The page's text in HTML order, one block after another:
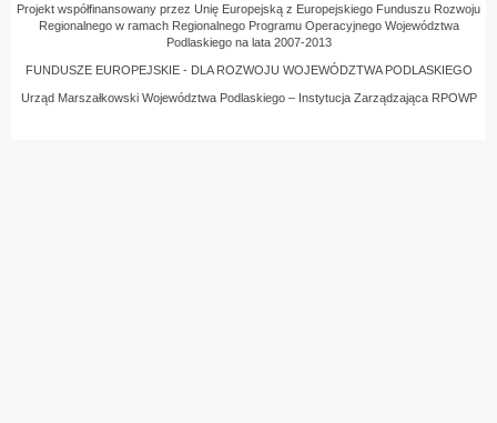
Projekt współfinansowany przez Unię Europejską z Europejskiego Funduszu Rozwoju
Regionalnego w ramach Regionalnego Programu Operacyjnego Województwa
Podlaskiego na lata 2007-2013
FUNDUSZE EUROPEJSKIE - DLA ROZWOJU WOJEWÓDZTWA PODLASKIEGO
Urząd Marszałkowski Województwa Podlaskiego – Instytucja Zarządzająca RPOWP